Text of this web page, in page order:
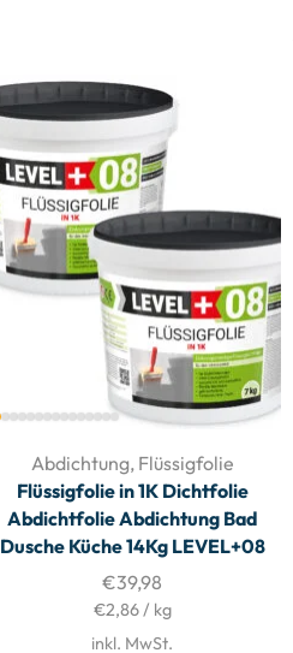
Abdichtung, Flüssigfolie
Flüssigfolie in 1K Dichtfolie
Abdichtfolie Abdichtung Bad
Dusche Küche 14Kg LEVEL+08
€39,98
€2,86/ kg
inkl. MwSt.